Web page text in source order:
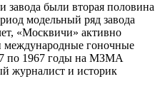
были вторая половина
модельный ряд завода
«Москвичи» активно
международные гоночные
по 1967 годы на МЗМА
журналист и историк